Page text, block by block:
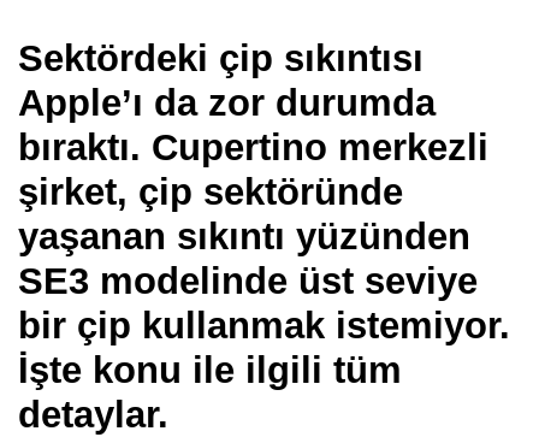
Sektördeki çip sıkıntısı
Apple’ı da zor durumda
bıraktı. Cupertino merkezli
şirket, çip sektöründe
yaşanan sıkıntı yüzünden
SE3 modelinde üst seviye
bir çip kullanmak istemiyor.
İşte konu ile ilgili tüm
detaylar.